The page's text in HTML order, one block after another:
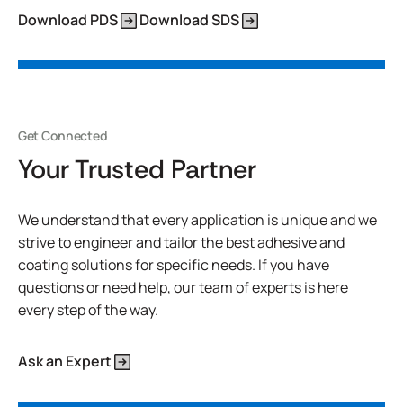
Download PDS Download SDS
Get Connected
Your Trusted Partner
We understand that every application is unique and we
strive to engineer and tailor the best adhesive and
coating solutions for specific needs. If you have
questions or need help, our team of experts is here
every step of the way.
Ask an Expert